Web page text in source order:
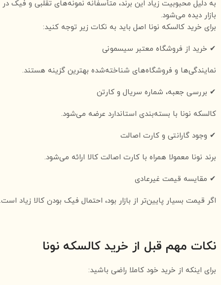
به دلیل محبوبیت زیاد این برند، متأسفانه نمونه‌های تقلبی و فیک در
بازار دیده می‌شود.
برای خرید کالسکه نونا اصل باید به نکات زیر توجه کنید:
✔ خرید از فروشگاه‌ معتبر سیسمونی
نمایندگی‌ها و فروشگاه‌های شناخته‌شده بهترین گزینه هستند.
✔ بررسی جعبه، شماره سریال و کارتن
کالسکه نونا با بسته‌بندی استاندارد عرضه می‌شود.
✔ وجود گارانتی و کارت اصالت
برند نونا معمولا همراه با کارت اصالت کالا ارائه می‌شود.
✔ مقایسه قیمت غیرعادی
اگر قیمت بسیار پایین‌تر از بازار بود، احتمال فیک بودن کالا زیاد است.
نکات مهم قبل از خرید کالسکه نونا
برای اینکه از خرید خود کاملا راضی باشید: